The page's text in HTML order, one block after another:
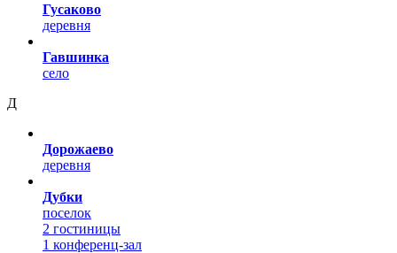
Гусаково
деревня
Гавшинка
село
Д
Дорожаево
деревня
Дубки
поселок
2 гостиницы
1 конференц-зал